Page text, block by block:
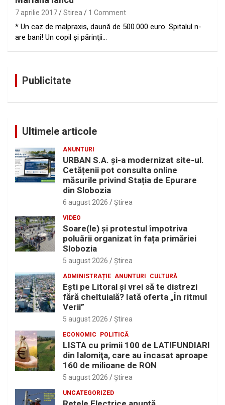
7 aprilie 2017 Stirea 1 Comment
* Un caz de malpraxis, daună de 500.000 euro. Spitalul n-
are bani! Un copil şi părinţii…
Publicitate
Ultimele articole
ANUNTURI
URBAN S.A. și-a modernizat site-ul.
Cetățenii pot consulta online
măsurile privind Stația de Epurare
din Slobozia
6 august 2026 Ştirea
VIDEO
Soare(le) și protestul împotriva
poluării organizat în fața primăriei
Slobozia
5 august 2026 Ştirea
ADMINISTRAȚIE ANUNTURI CULTURĂ
Eşti pe Litoral şi vrei să te distrezi
fără cheltuială? Iată oferta „În ritmul
Verii”
5 august 2026 Ştirea
ECONOMIC POLITICĂ
LISTA cu primii 100 de LATIFUNDIARI
din Ialomiţa, care au încasat aproape
160 de milioane de RON
5 august 2026 Ştirea
UNCATEGORIZED